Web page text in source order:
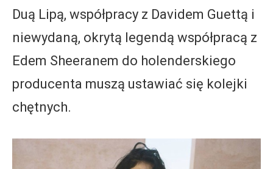
Duą Lipą, współpracy z Davidem Guettą i
niewydaną, okrytą legendą współpracą z
Edem Sheeranem do holenderskiego
producenta muszą ustawiać się kolejki
chętnych.